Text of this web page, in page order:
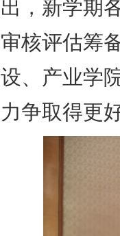
出，新学期
审核评估筹
设、产业学
力争取得更